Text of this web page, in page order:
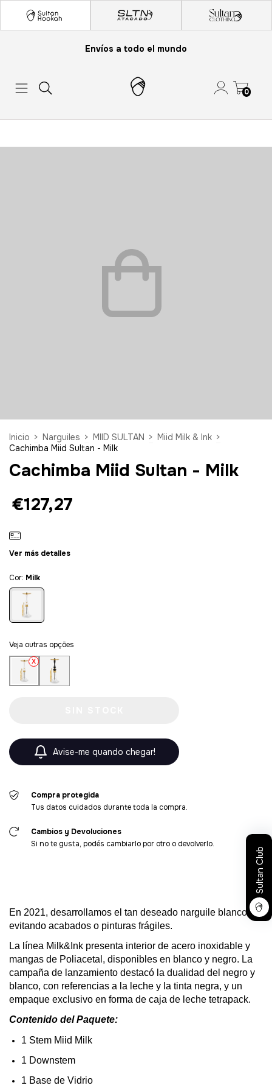
Envíos a todo el mundo
0
Inicio > Narguiles > MIID SULTAN > Miid Milk & Ink >
Cachimba Miid Sultan - Milk
Cachimba Miid Sultan - Milk
€127,27
Ver más detalles
Cor: Milk
Veja outras opções
Avise-me quando chegar!
Compra protegida
Tus datos cuidados durante toda la compra.
Cambios y Devoluciones
Si no te gusta, podés cambiarlo por otro o devolverlo.
En 2021, desarrollamos el tan deseado narguile blanco
evitando acabados o pinturas frágiles.
La línea Milk&Ink presenta interior de acero inoxidable y
mangas de Poliacetal , disponibles en blanco y negro. La
campaña de lanzamiento destacó la dualidad del negro y
blanco, con referencias a la leche y la tinta negra, y un
empaque exclusivo en forma de caja de leche tetrapack.
Contenido delPaquete:
1 Stem Miid Milk
1 Downstem
1 Base de Vidrio
Sultan Club